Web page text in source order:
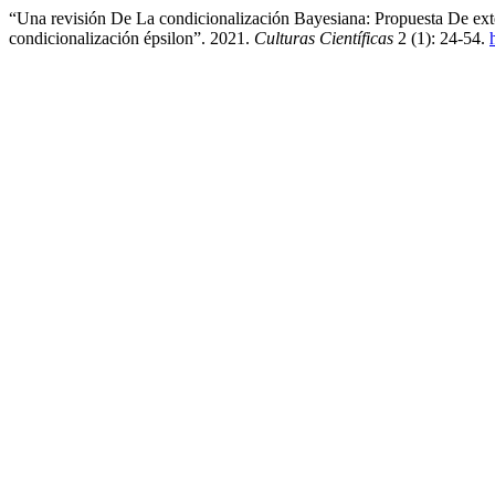
“Una revisión De La condicionalización Bayesiana: Propuesta De
condicionalización épsilon”. 2021. Culturas Científicas 2 (1): 24-54.